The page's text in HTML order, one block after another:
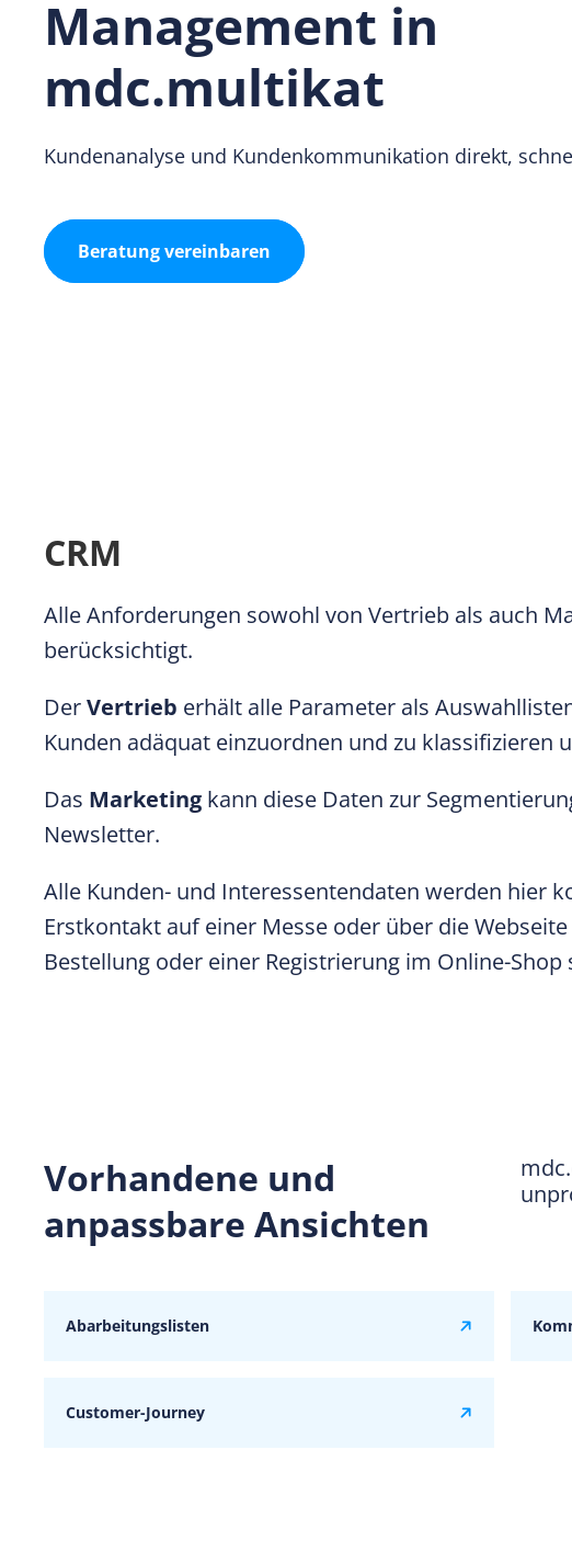
Management in
mdc.multikat
Kundenanalyse und Kundenkommunikation direkt,
Beratung vereinbaren
CRM
Alle Anforderungen sowohl von Vertrieb als auch
berücksichtigt.
DerVertrieb erhält alle Parameter als
Kunden adäquat einzuordnen und zu klassifizieren
Das Marketing kann diese Daten zur
Newsletter.
Alle Kunden- und Interessentendaten werden hier
Erstkontakt auf einer Messe oder über die
Bestellung oder einer Registrierung im Online-
Vorhandene und
anpassbare Ansichten
Abarbeitungslisten
Customer-Journey